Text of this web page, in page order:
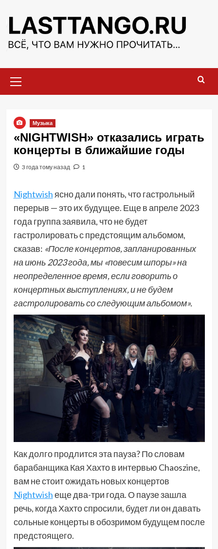
содержимому
меню
Музыка
«NIGHTWISH» отказались играть
концерты в ближайшие годы
3 года тому назад 1
Nightwish ясно дали понять, что гастрольный
перерыв — это их будущее. Еще в апреле 2023
года группа заявила, что не будет
гастролировать с предстоящим альбомом,
сказав: «После концертов, запланированных
на июнь 2023 года, мы «повесим шпоры» на
неопределенное время, если говорить о
концертных выступлениях, и не будем
гастролировать со следующим альбомом».
Как долго продлится эта пауза? По словам
барабанщика Кая Хахто в интервью Chaoszine,
вам не стоит ожидать новых концертов
Nightwishеще два-три года. О паузе зашла
речь, когда Хахто спросили, будет ли он давать
сольные концерты в обозримом будущем после
предстоящего.